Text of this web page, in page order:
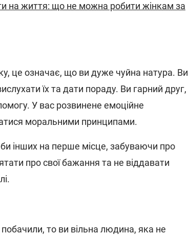
на життя: що не можна робити жінкам за
це означає, що ви дуже чуйна натура. Ви
їх та дати пораду. Ви гарний друг,
У вас розвинене емоційне
моральними принципами.
інших на перше місце, забуваючи про
про свої бажання та не віддавати
то ви вільна людина, яка не